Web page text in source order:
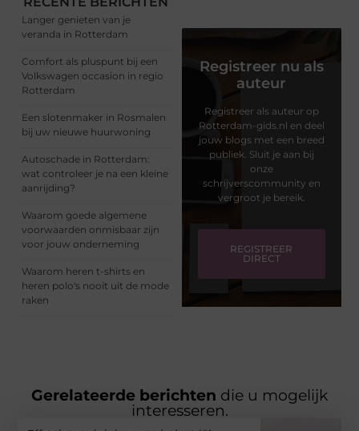
Langer genieten van je
veranda in Rotterdam
Comfort als pluspunt bij een
Volkswagen occasion in regio
Rotterdam
Een slotenmaker in Rosmalen
bij uw nieuwe huurwoning
Autoschade in Rotterdam:
wat controleer je na een kleine
aanrijding?
Waarom goede algemene
voorwaarden onmisbaar zijn
voor jouw onderneming
Waarom heren t-shirts en
heren polo's nooit uit de mode
raken
Registreer nu als
auteur
Registreer als auteur op
Rotterdam-gids.nl en deel
jouw blogs met een breed
publiek. Sluit je aan bij
onze
schrijverscommunity en
vergroot je bereik.
REGISTREER
DIRECT
Gerelateerde berichten die u mogelijk
interesseren.